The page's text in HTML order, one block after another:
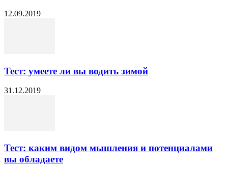
12.09.2019
Тест: умеете ли вы водить зимой
31.12.2019
Тест: каким видом мышления и потенциалами
вы обладаете